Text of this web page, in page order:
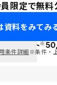
限定で無料
資料をみてみ
ポイント※
条件詳細※条件・